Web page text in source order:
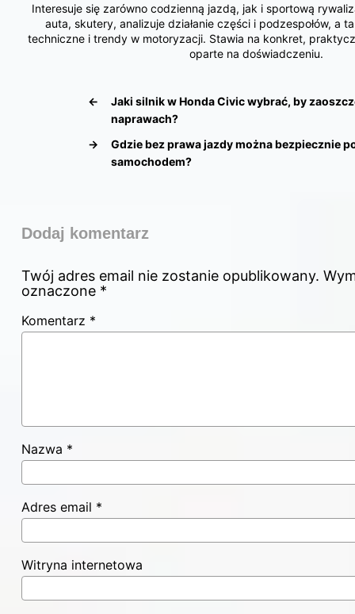
Interesuje się zarówno codzienną jazdą, jak i sportową
auta, skutery, analizuje działanie części i podzespołów, a
techniczne i trendy w motoryzacji. Stawia na konkret,
oparte na doświadczeniu.
←
Jaki silnik w Honda Civic wybrać, by
naprawach?
→
Gdzie bez prawa jazdy można bezpiecznie
samochodem?
Dodaj komentarz
Twój adres email nie zostanie opublikowany.
oznaczone *
Komentarz *
Nazwa *
Adres email *
Witryna internetowa